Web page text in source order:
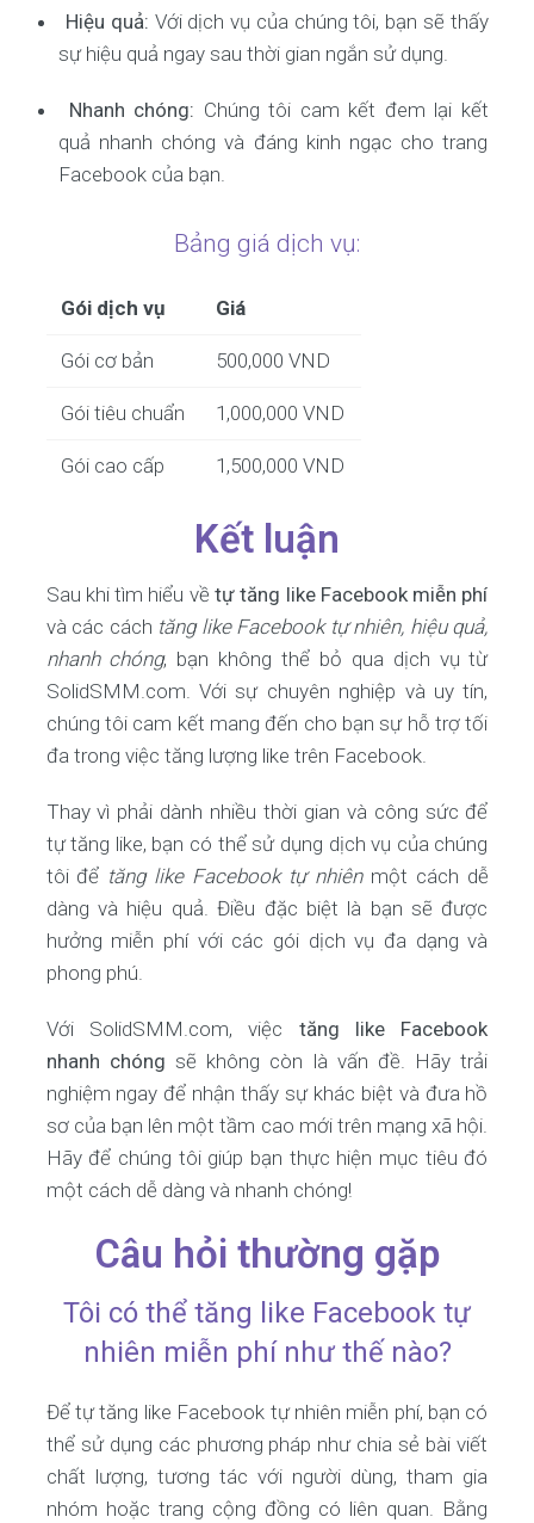
Hiệu quả: Với dịch vụ của chúng tôi, bạn sẽ thấy
sự hiệu quả ngay sau thời gian ngắn sử dụng.
Nhanh chóng: Chúng tôi cam kết đem lại kết
quả nhanh chóng và đáng kinh ngạc cho trang
Facebook của bạn.
Bảng giá dịch vụ:
Gói dịch vụ Giá
Gói cơ bản 500,000 VND
Gói tiêu chuẩn 1,000,000 VND
Gói cao cấp 1,500,000 VND
Kết luận
Sau khi tìm hiểu về tự tăng like Facebook miễn phí
và các cách tăng like Facebook tự nhiên, hiệu quả,
nhanh chóng, bạn không thể bỏ qua dịch vụ từ
SolidSMM.com. Với sự chuyên nghiệp và uy tín,
chúng tôi cam kết mang đến cho bạn sự hỗ trợ tối
đa trong việc tăng lượng like trên Facebook.
Thay vì phải dành nhiều thời gian và công sức để
tự tăng like, bạn có thể sử dụng dịch vụ của chúng
tôi để tăng like Facebook tự nhiênmột cách dễ
dàng và hiệu quả. Điều đặc biệt là bạn sẽ được
hưởng miễn phí với các gói dịch vụ đa dạng và
phong phú.
Với SolidSMM.com, việc tăng like Facebook
nhanh chóng sẽ không còn là vấn đề. Hãy trải
nghiệm ngay để nhận thấy sự khác biệt và đưa hồ
sơ của bạn lên một tầm cao mới trên mạng xã hội.
Hãy để chúng tôi giúp bạn thực hiện mục tiêu đó
một cách dễ dàng và nhanh chóng!
Câu hỏi thường gặp
Tôi có thể tăng like Facebook tự
nhiên miễn phí như thế nào?
Để tự tăng like Facebook tự nhiên miễn phí, bạn có
thể sử dụng các phương pháp như chia sẻ bài viết
chất lượng, tương tác với người dùng, tham gia
nhóm hoặc trang cộng đồng có liên quan. Bằng